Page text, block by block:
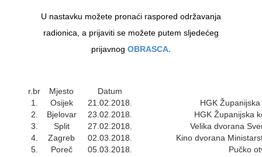
U nastavku možete pronaći raspored održavanja
radionica, a prijaviti se možete putem sljedećeg
prijavnog OBRASCA.
r.br Mjesto
Datum
1.
Osijek 21.02.2018.
HGK
2.
Bjelovar 23.02.2018.
HGK Županijska
3.
Split 27.02.2018.
Velika dvorana
4.
Zagreb 02.03.2018.
Kino dvorana
5.
Poreč 05.03.2018. Pučko